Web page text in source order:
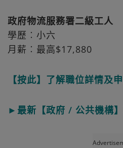
政府物流服務署二級工人
學歷︰小六
月薪︰最高$17,880
【按此】了解職位詳情及
►最新【政府 / 公共機構